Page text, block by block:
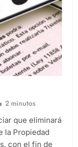
2 minutos
que eliminará
la Propiedad
con el fin de